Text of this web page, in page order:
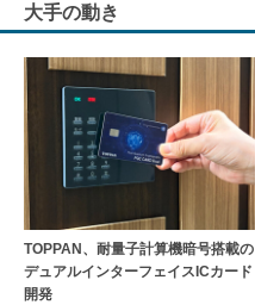
大手の動き
TOPPAN、耐量子計算機暗号搭載の
デュアルインターフェイスICカード
開発